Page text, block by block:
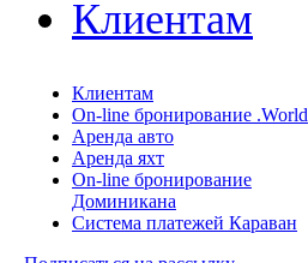
Клиентам
Клиентам
On-line бронирование .World
Аренда авто
Аренда яхт
On-line бронирование
Доминикана
Система платежей Караван